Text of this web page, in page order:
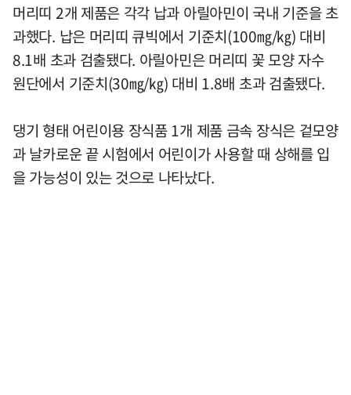
머리띠 2개 제품은 각각 납과 아릴아민이 국내 기준을 초
과했다. 납은 머리띠 큐빅에서 기준치(100㎎/㎏) 대비
8.1배 초과 검출됐다. 아릴아민은 머리띠 꽃 모양 자수
원단에서 기준치(30㎎/㎏) 대비 1.8배 초과 검출됐다.
댕기 형태 어린이용 장식품 1개 제품 금속 장식은 겉모양
과 날카로운 끝 시험에서 어린이가 사용할 때 상해를 입
을 가능성이 있는 것으로 나타났다.